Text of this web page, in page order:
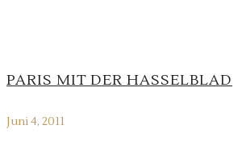
PARIS MIT DER HASSELBLAD
Juni 4, 2011